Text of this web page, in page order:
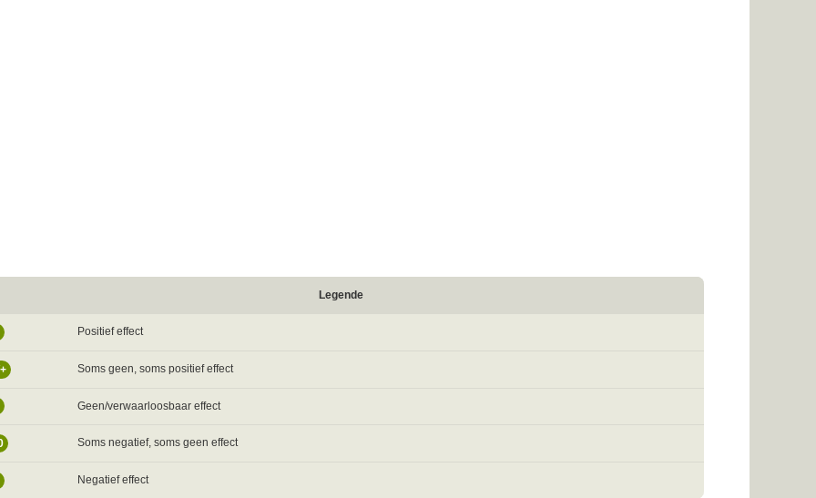
Legende
Positief effect
Soms geen, soms positief effect
Geen/verwaarloosbaar effect
Soms negatief, soms geen effect
Negatief effect